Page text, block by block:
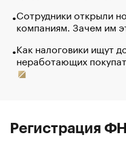
Сотрудники открыли
компаниям. Зачем им
Как налоговики ищут
неработающих
Регистрация